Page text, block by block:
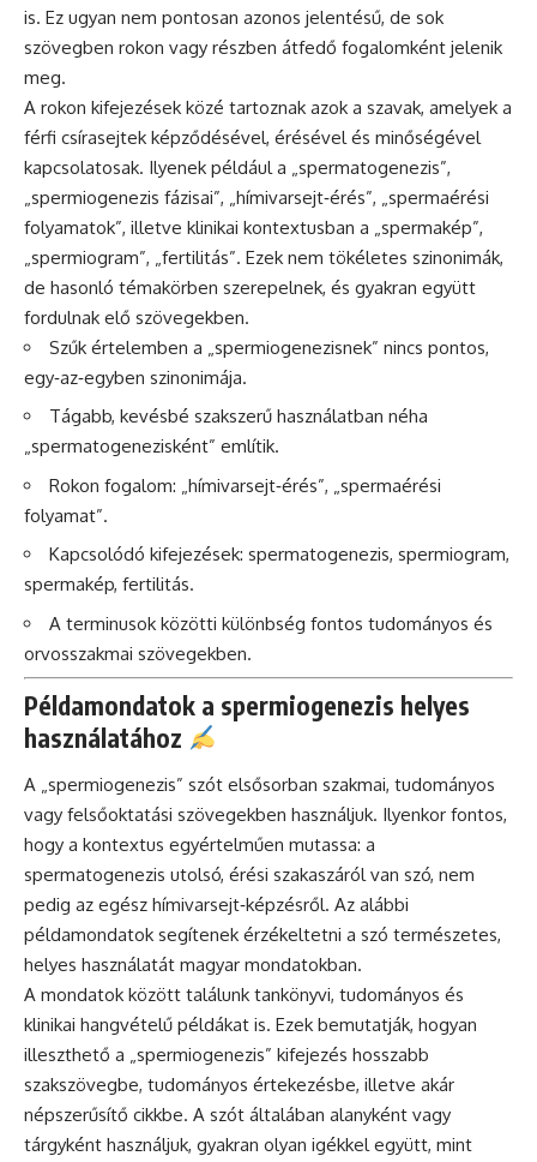
is. Ez ugyan nem pontosan azonos jelentésű, de sok
szövegben rokon vagy részben átfedő fogalomként jelenik
meg.
A rokon kifejezések közé tartoznak azok a szavak, amelyek a
férfi csírasejtek képződésével, érésével és minőségével
kapcsolatosak. Ilyenek például a „spermatogenezis”,
„spermiogenezis fázisai”, „hímivarsejt‑érés”, „spermaérési
folyamatok”, illetve klinikai kontextusban a „spermakép”,
„spermiogram”, „fertilitás”. Ezek nem tökéletes szinonimák,
de hasonló témakörben szerepelnek, és gyakran együtt
fordulnak elő szövegekben.
Szűk értelemben a „spermiogenezisnek” nincs pontos,
egy‑az‑egyben szinonimája.
Tágabb, kevésbé szakszerű használatban néha
„spermatogenezisként” említik.
Rokon fogalom: „hímivarsejt‑érés”, „spermaérési
folyamat”.
Kapcsolódó kifejezések: spermatogenezis, spermiogram,
spermakép, fertilitás.
A terminusok közötti különbség fontos tudományos és
orvosszakmai szövegekben.
Példamondatok a spermiogenezis helyes
használatához
A „spermiogenezis” szót elsősorban szakmai, tudományos
vagy felsőoktatási szövegekben használjuk. Ilyenkor fontos,
hogy a kontextus egyértelműen mutassa: a
spermatogenezis utolsó, érési szakaszáról van szó, nem
pedig az egész hímivarsejt‑képzésről. Az alábbi
példamondatok segítenek érzékeltetni a szó természetes,
helyes használatát magyar mondatokban.
A mondatok között találunk tankönyvi, tudományos és
klinikai hangvételű példákat is. Ezek bemutatják, hogyan
illeszthető a „spermiogenezis” kifejezés hosszabb
szakszövegbe, tudományos értekezésbe, illetve akár
népszerűsítő cikkbe. A szót általában alanyként vagy
tárgyként használjuk, gyakran olyan igékkel együtt, mint